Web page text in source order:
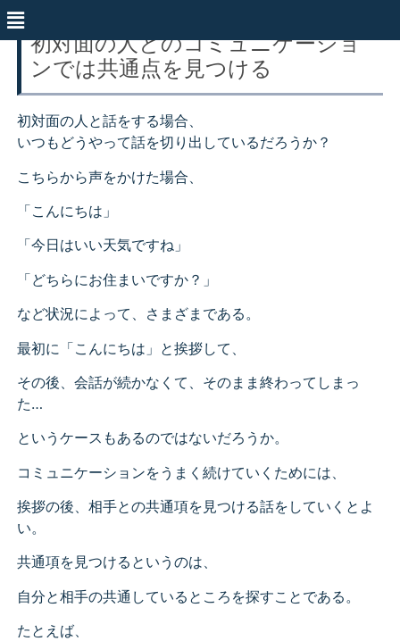
初対面の人とのコミュニケーショ
ンでは共通点を見つける
初対面の人と話をする場合、
いつもどうやって話を切り出しているだろうか？
こちらから声をかけた場合、
「こんにちは」
「今日はいい天気ですね」
「どちらにお住まいですか？」
など状況によって、さまざまである。
最初に「こんにちは」と挨拶して、
その後、会話が続かなくて、そのまま終わってしまっ
た…
というケースもあるのではないだろうか。
コミュニケーションをうまく続けていくためには、
挨拶の後、相手との共通項を見つける話をしていくとよ
い。
共通項を見つけるというのは、
自分と相手の共通しているところを探すことである。
たとえば、